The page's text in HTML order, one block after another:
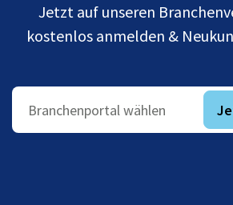
Jetzt auf unseren
kostenlos anmelden &
Branchenportal wählen